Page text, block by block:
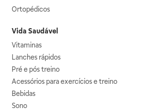
Ortopédicos
Vida Saudável
Vitaminas
Lanches rápidos
Pré e pós treino
Acessórios para exercícios e treino
Bebidas
Sono